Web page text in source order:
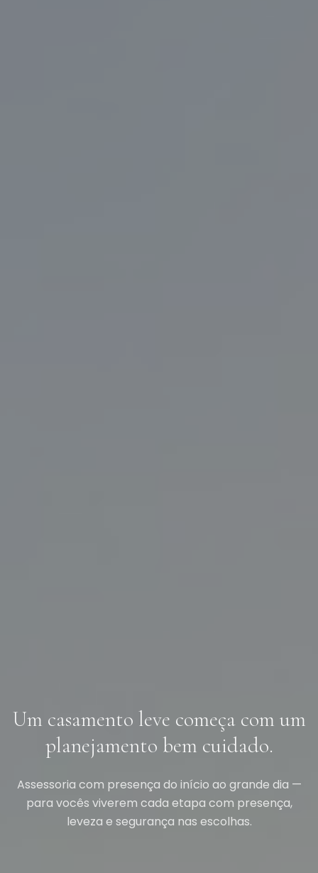
Um casamento leve começa com um
planejamento bem cuidado.
Assessoria com presença do início ao grande dia —
para vocês viverem cada etapa com presença,
leveza e segurança nas escolhas.